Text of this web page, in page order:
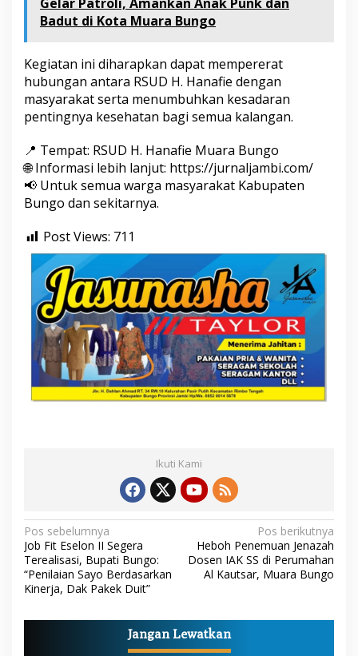
Badut di Kota Muara Bungo
Kegiatan ini diharapkan dapat mempererat
hubungan antara RSUD H. Hanafie dengan
masyarakat serta menumbuhkan kesadaran
pentingnya kesehatan bagi semua kalangan.
📍 Tempat: RSUD H. Hanafie Muara Bungo
🌐 Informasi lebih lanjut: https://jurnaljambi.com/
📢 Untuk semua warga masyarakat Kabupaten
Bungo dan sekitarnya.
Post Views: 711
Ikuti Kami
N
a
v
g
Pos sebelumnya
Job Fit Eselon II Segera
Terealisasi, Bupati Bungo:
“Penilaian Sayo Berdasarkan
Kinerja, Dak Pakek Duit”
Pos berikutnya
Heboh Penemuan Jenazah
Dosen IAK SS di Perumahan
Al Kautsar, Muara Bungo
Jangan Lewatkan